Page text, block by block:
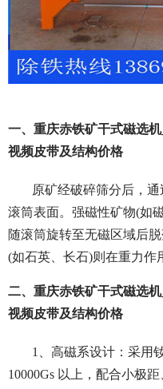
一、重庆赤铁矿干式磁选
视频皮带及结构价格
原矿经破碎筛分后，
滚筒表面。强磁性矿物(如
随滚筒旋转至无磁区域后
(如石英、长石)则在重力作
二、重庆赤铁矿干式磁选
视频皮带及结构价格
1、 高磁系设计：采用
10000Gs 以上，配合小极